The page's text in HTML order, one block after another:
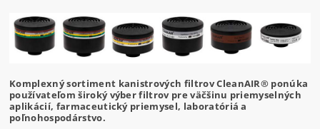
Komplexný sortiment kanistrových filtrov CleanAIR® ponúka
používateľom široký výber filtrov pre väčšinu priemyselných
aplikácií, farmaceutický priemysel, laboratóriá a
poľnohospodárstvo.